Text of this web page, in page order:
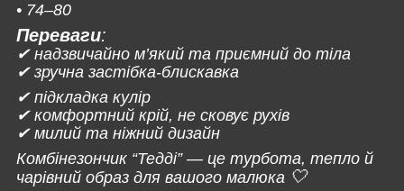
• 74–80
Переваги:
✔ надзвичайно м’який та приємний до тіла
✔ зручна застібка-блискавка
✔ підкладка кулір
✔ комфортний крій, не сковує рухів
✔ милий та ніжний дизайн
Комбінезончик “Тедді” — це турбота, тепло й
чарівний образ для вашого малюка 🤍